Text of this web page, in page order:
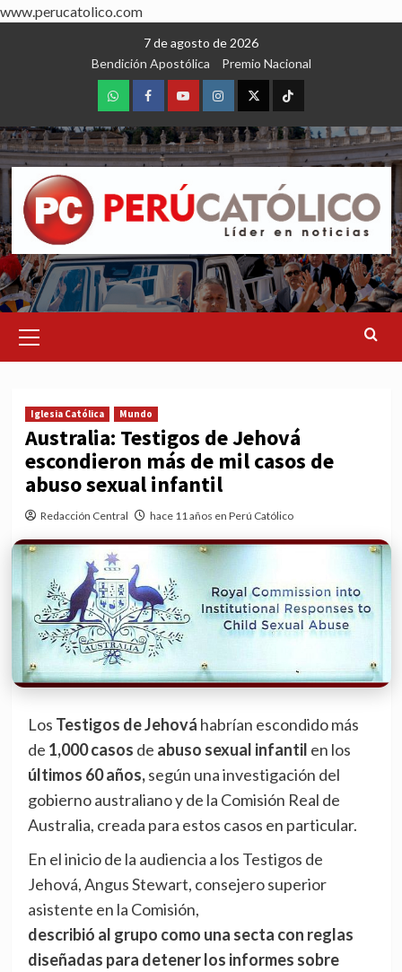
www.perucatolico.com
7 de agosto de 2026
Bendición Apostólica
Premio Nacional
WhatsAppFacebookYoutubeInstagram
X TikTok
Menu
Iglesia Católica Mundo
Australia: Testigos de Jehová
escondieron más de mil casos de
abuso sexual infantil
Redacción Central hace 11 años en Perú Católico
Los Testigos de Jehová habrían escondido más
de 1,000 casos de abuso sexual infantil en los
últimos 60 años,según una investigación del
gobierno australiano y de la Comisión Real de
Australia, creada para estos casos en particular.
En el inicio de la audiencia a los Testigos de
Jehová, Angus Stewart, consejero superior
asistente en la Comisión,
describió al grupo como una secta con reglas
diseñadas para detener los informes sobre